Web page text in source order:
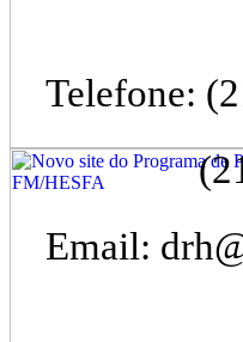
Telefone:
(21)
Email: